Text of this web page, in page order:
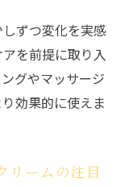
ずつ変化を実感
を前提に取り入
グやマッサージ
効果的に使えま
リームの注目